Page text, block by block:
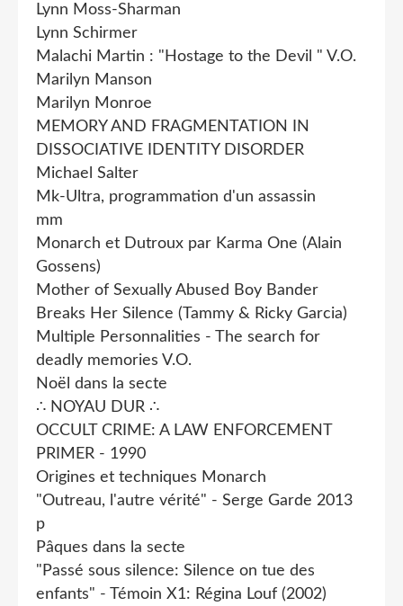
Lynn Moss-Sharman
Lynn Schirmer
Malachi Martin : "Hostage to the Devil " V.O.
Marilyn Manson
Marilyn Monroe
MEMORY AND FRAGMENTATION IN
DISSOCIATIVE IDENTITY DISORDER
Michael Salter
Mk-Ultra, programmation d'un assassin
mm
Monarch et Dutroux par Karma One (Alain
Gossens)
Mother of Sexually Abused Boy Bander
Breaks Her Silence (Tammy & Ricky Garcia)
Multiple Personnalities - The search for
deadly memories V.O.
Noël dans la secte
∴ NOYAU DUR ∴
OCCULT CRIME: A LAW ENFORCEMENT
PRIMER - 1990
Origines et techniques Monarch
"Outreau, l'autre vérité" - Serge Garde 2013
p
Pâques dans la secte
"Passé sous silence: Silence on tue des
enfants" - Témoin X1: Régina Louf (2002)